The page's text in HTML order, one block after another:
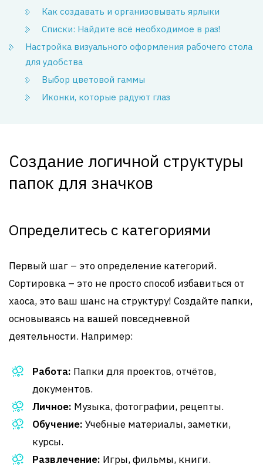
Как создавать и организовывать ярлыки
Списки: Найдите всё необходимое в раз!
Настройка визуального оформления рабочего стола
для удобства
Выбор цветовой гаммы
Иконки, которые радуют глаз
Создание логичной структуры
папок для значков
Определитесь с категориями
Первый шаг – это определение категорий.
Сортировка – это не просто способ избавиться от
хаоса, это ваш шанс на структуру! Создайте папки,
основываясь на вашей повседневной
деятельности. Например:
Работа: Папки для проектов, отчётов,
документов.
Личное: Музыка, фотографии, рецепты.
Обучение: Учебные материалы, заметки,
курсы.
Развлечение: Игры, фильмы, книги.